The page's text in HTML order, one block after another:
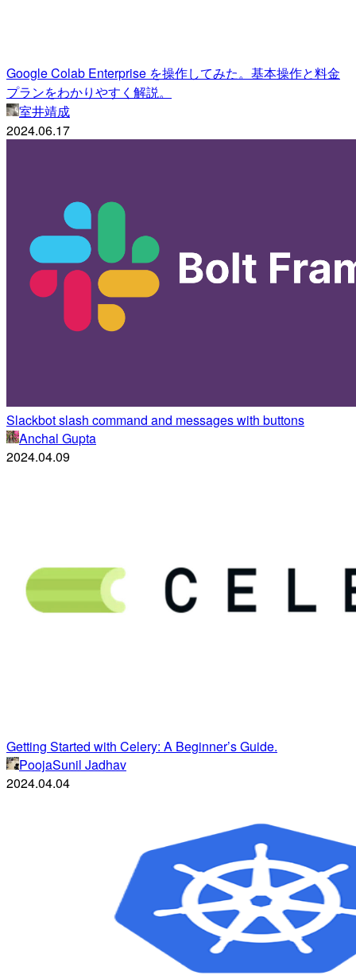
Google Colab Enterprise を操作してみた。基本操作と料金
プランをわかりやすく解説。
室井靖成
2024.06.17
Slackbot slash command and messages with buttons
Anchal Gupta
2024.04.09
Getting Started with Celery: A Beginner’s Guide.
PoojaSunil Jadhav
2024.04.04